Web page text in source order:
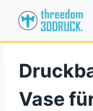
Inhalt
springen
Vase